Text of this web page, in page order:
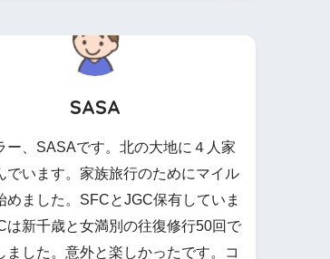
SASA
ー、SASAです。北の大地に４人家
でいます。家族旅行のためにマイル
めました。SFCとJGC保有していま
は新千歳と女満別の往復修行50回で
ました。意外と楽しかったです。コ